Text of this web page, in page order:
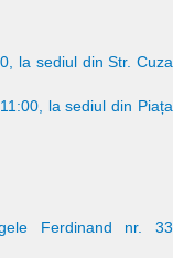
la sediul din Str. Cuza
la sediul din Piața
Ferdinand nr. 33